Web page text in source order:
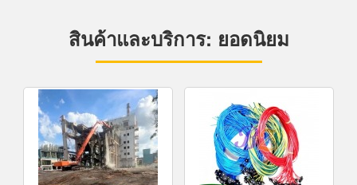
สินค้าและบริการ: ยอดนิยม